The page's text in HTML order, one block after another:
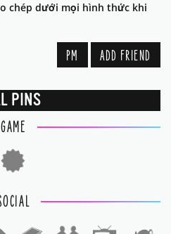
chép dưới mọi hình thức khi
PM ADD FRIEND
PINS
GAME